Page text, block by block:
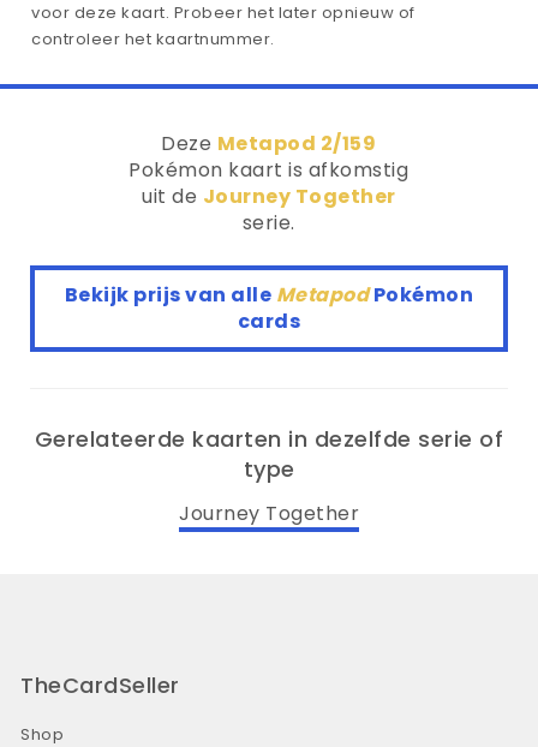
voor deze kaart. Probeer het later opnieuw of
controleer het kaartnummer.
Deze Metapod 2/159
Pokémon kaart is afkomstig
uit de Journey Together
serie.
Bekijk prijs van alle MetapodPokémon
cards
Gerelateerde kaarten in dezelfde serie of
type
Journey Together
TheCardSeller
Shop